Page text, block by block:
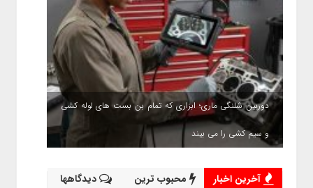
دوربین شلنگی ماری؛ ابزاری که تمام بن بست های لوله کشی
و سیم کشی را می بیند
آخرین اخبار محبوب ترین دیدگاهها